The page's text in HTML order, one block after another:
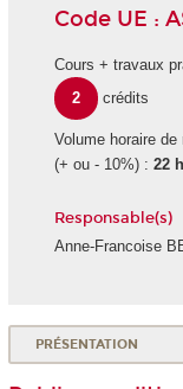
Code UE :
Cours + travaux
2
crédits
Volume horaire de
(+ ou - 10%) : 22
Responsable(s)
Anne-Francoise
PRÉSENTATION